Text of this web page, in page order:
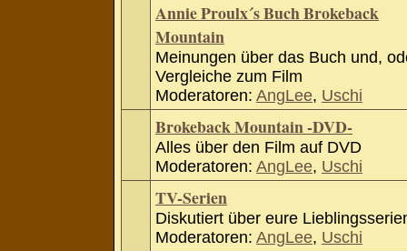
Annie Proulx´s Buch Brokeback
Mountain
Meinungen über das Buch und,
Vergleiche zum Film
Moderatoren: AngLee, Uschi
Brokeback Mountain -DVD-
Alles über den Film auf DVD
Moderatoren: AngLee, Uschi
TV-Serien
Diskutiert über eure
Moderatoren: AngLee, Uschi